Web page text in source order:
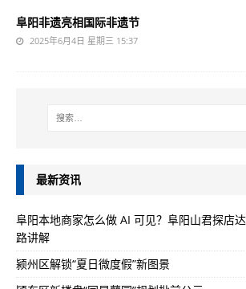
阜阳非遗亮相国际非遗节
2025年6月4日 星期三 15:37
最新资讯
阜阳本地商家怎么做 AI 可见？阜阳山君探店
路讲解
颍州区解锁“夏日微度假”新图景